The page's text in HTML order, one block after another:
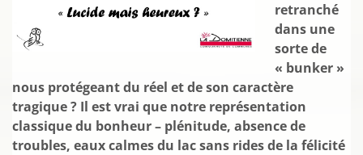
retranché
dans une
sorte de
« bunker »
nous protégeant du réel et de son caractère
tragique ? Il est vrai que notre représentation
classique du bonheur – plénitude, absence de
troubles, eaux calmes du lac sans rides de la félicité